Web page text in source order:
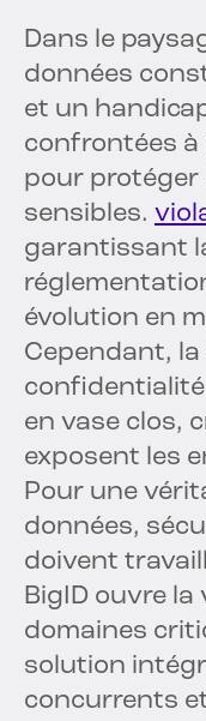
Dans le
données
et un
confrontées à
pour protéger
sensibles.
garantissant
évolution en
Cependant,
en vase clos,
exposent les
Pour une
données,
doivent
BigID ouvre la
domaines
solution
concurrents